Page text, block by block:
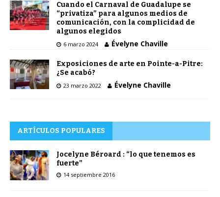
Cuando el Carnaval de Guadalupe se
“privatiza” para algunos medios de
comunicación, con la complicidad de
algunos elegidos
6 marzo 2024 Évelyne Chaville
Exposiciones de arte en Pointe-a-Pitre:
¿Se acabó?
23 marzo 2022 Évelyne Chaville
ARTÍCULOS POPULARES
Jocelyne Béroard : “lo que tenemos es
fuerte”
14 septiembre 2016